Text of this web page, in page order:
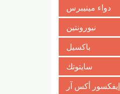
دواء مينيبرس
نيورونتين
باكسيل
سايتوتك
إيفكسور أكس آر